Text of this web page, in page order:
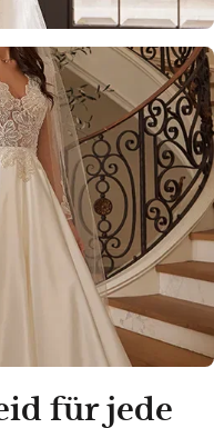
für jede